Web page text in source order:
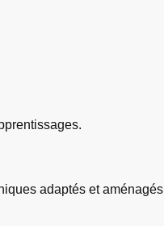
adaptés et aménagés